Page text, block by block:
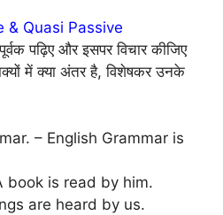
& Quasi Passive
पढ़िए और इसपर विचार कीजिए
में क्या अंतर है, विशेषकर उनके
– English Grammar is
book is read by him.
are heard by us.